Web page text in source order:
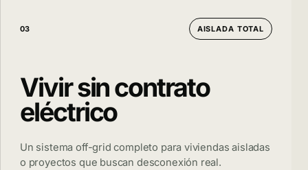
03 AISLADA TOTAL
Vivir sin contrato
eléctrico
Un sistema off-grid completo para viviendas aisladas
o proyectos que buscan desconexión real.